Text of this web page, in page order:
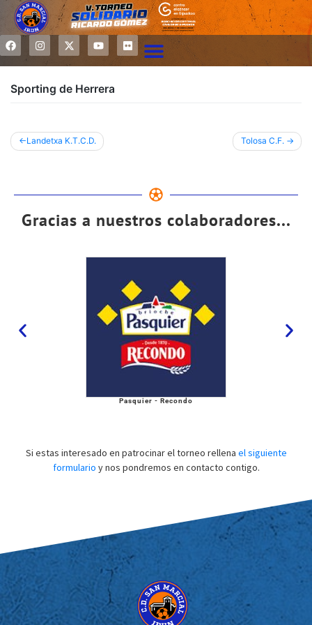
Sporting de Herrera
Landetxa K.T.C.D. Tolosa C.F.
Gracias a nuestros colaboradores...
Pasquier - Recondo
Si estas interesado en patrocinar el torneo rellena el siguiente
formulario y nos pondremos en contacto contigo.